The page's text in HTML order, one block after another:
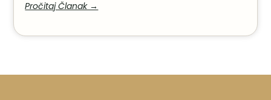
Pročitaj Članak →